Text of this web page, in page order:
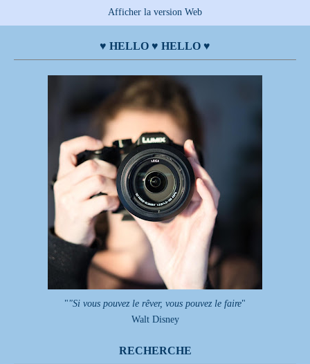
Afficher la version Web
♥ HELLO ♥ HELLO ♥
""Si vous pouvez le rêver, vous pouvez le faire"
Walt Disney
RECHERCHE